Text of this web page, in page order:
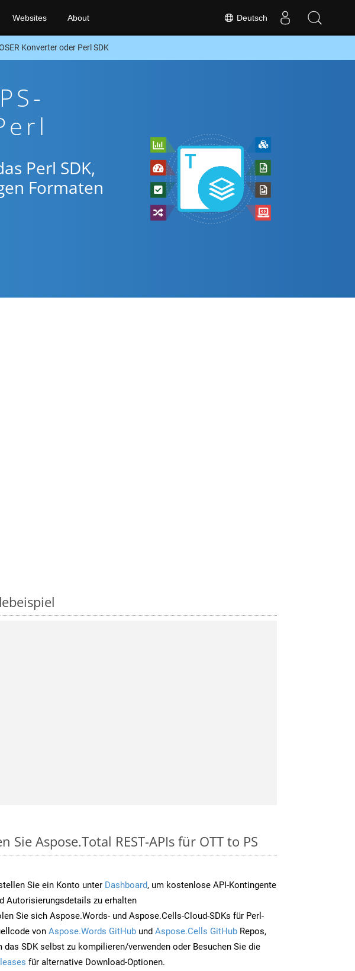
Deutsch
Websites About
Konverter oder Perl SDK
Perl SDK,
Formaten
Sie Aspose.Total REST-APIs für OTT to PS
Sie ein Konto unter Dashboard, um kostenlose API-Kontingente
Autorisierungsdetails zu erhalten
Sie sich Aspose.Words- und Aspose.Cells-Cloud-SDKs für Perl-
von Aspose.Words GitHub und Aspose.Cells GitHub Repos,
das SDK selbst zu kompilieren/verwenden oder Besuchen Sie die
für alternative Download-Optionen.